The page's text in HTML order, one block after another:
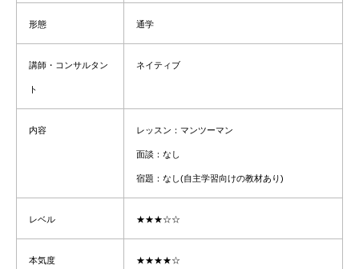
形態 通学
講師・コンサルタン
ト
ネイティブ
内容 レッスン：マンツーマン
面談：なし
宿題：なし(自主学習向けの教材あり)
レベル ★★★☆☆
本気度 ★★★★☆